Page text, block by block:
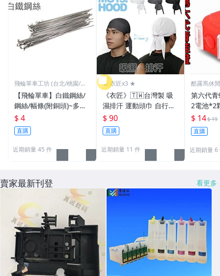
飛輪單車工坊 (台北/桃園/高
【飛輪單車】白鐵鋼絲/
鋼絲/幅條(附銅頭)~多種
規格/一支價格需要多少
買多少[1101]
$ 4
直購
近期銷量 45 件
★ 衣匠x3 ★
《衣匠》🇹🇼台灣製 吸
濕排汗 運動頭巾 自行車
頭巾 機車 自行車小帽 海
盜帽﹝MG15﹞
$ 90
直購
近期銷量 11 件
酷露馬休
第六代青蛙燈 (
2電池*2
警示燈
車尾燈
1
$ 14$ 19
直購
近期銷量 6
賣家最新刊登 看更多